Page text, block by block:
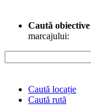
Caută obiective
marcajului:
Caută locație
Caută rută